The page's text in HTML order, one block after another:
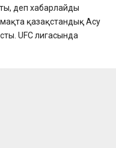
деп хабарлайды
қазақстандық Асу
UFC лигасында